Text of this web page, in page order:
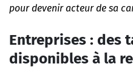
pour devenir acteur de sa
Entreprises : des
disponibles à la